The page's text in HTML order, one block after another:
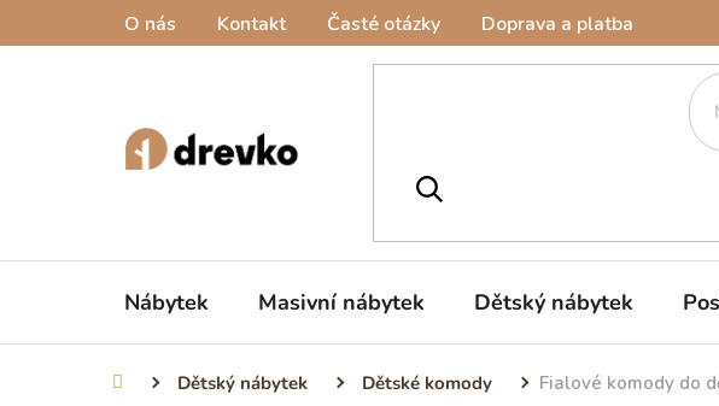
O nás Kontakt Časté otázky Doprava a platba
Nábytek Masivní nábytek Dětský nábytek
Domů Dětský nábytek Dětské komody Fialové komody do